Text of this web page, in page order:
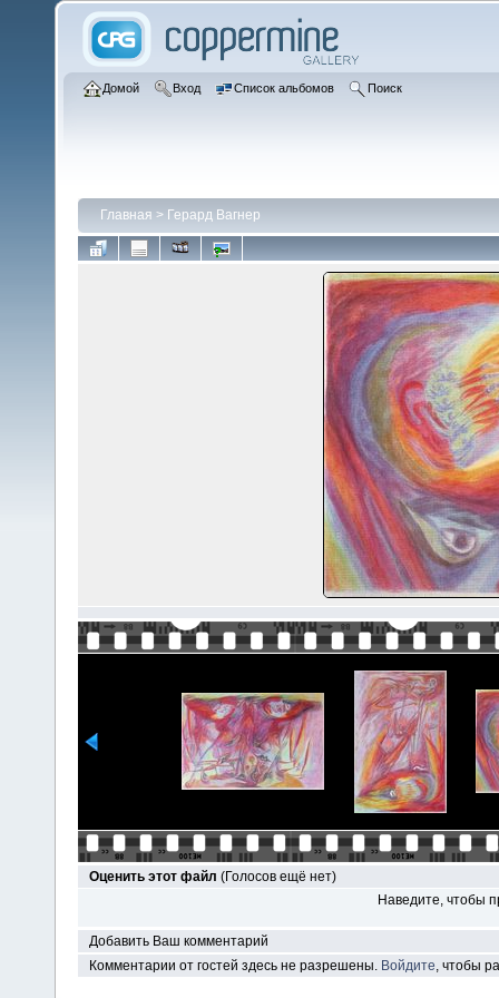
Домой Вход Список альбомов Поиск
Главная > Герард Вагнер
Оценить этот файл (Голосов ещё нет)
Наведите, чтобы
Добавить Ваш комментарий
Комментарии от гостей здесь не разрешены. Войдите, чтобы